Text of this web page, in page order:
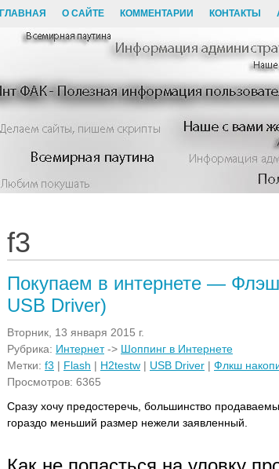
ГЛАВНАЯ О САЙТЕ КОММЕНТАРИИ КОНТАКТЫ
f3
Покупаем в интернете —
USB Driver)
Вторник, 13 января 2015 г.
Рубрика: Интернет-> Шоппинг в Интернете
Метки: f3 | Flash | H2testw | USB Driver | Флкш
Просмотров: 6365
Сразу хочу предостеречь, большинство
гораздо меньший размер нежели заявленный.